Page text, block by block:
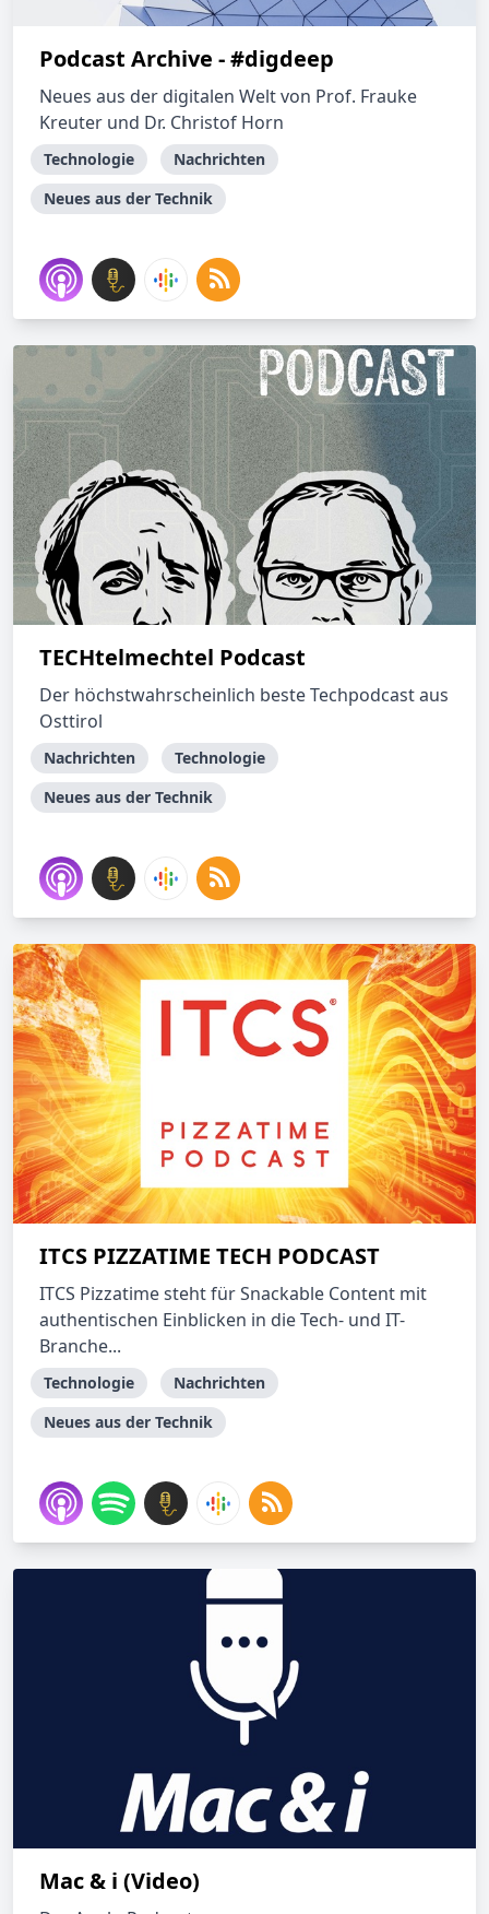
Podcast Archive - #digdeep
Neues aus der digitalen Welt von Prof. Frauke
Kreuter und Dr. Christof Horn
Technologie
Nachrichten
Neues aus der Technik
TECHtelmechtel Podcast
Der höchstwahrscheinlich beste Techpodcast aus
Osttirol
Nachrichten
Technologie
Neues aus der Technik
ITCS PIZZATIME TECH PODCAST
ITCS Pizzatime steht für Snackable Content mit
authentischen Einblicken in die Tech- und IT-
Branche...
Technologie
Nachrichten
Neues aus der Technik
Mac & i (Video)